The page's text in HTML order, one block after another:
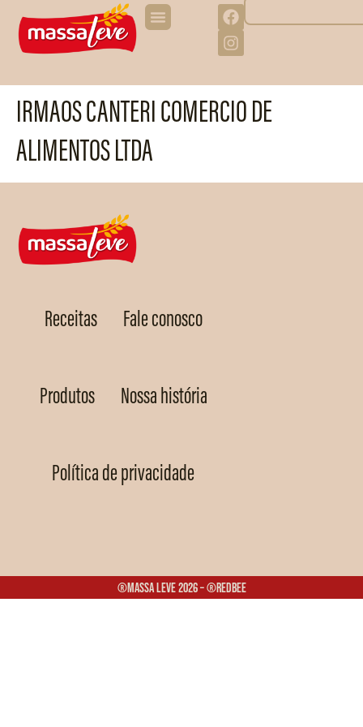
IRMAOS CANTERI COMERCIO DE
ALIMENTOS LTDA
Receitas Fale conosco
Produtos Nossa história
Política de privacidade
®Massa Leve 2026 – ®Redbee